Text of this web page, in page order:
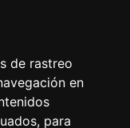
de rastreo
en
para